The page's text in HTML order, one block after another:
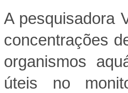
A pesquisadora
concentrações
organismos
úteis no